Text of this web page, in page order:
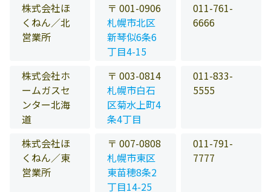
株式会社ほ
くねん／北
営業所
〒 001-0906
札幌市北区
新琴似6条6
丁目4-15
011-761-
6666
株式会社ホ
ームガスセ
ンター北海
道
〒 003-0814
札幌市白石
区菊水上町4
条4丁目
011-833-
5555
株式会社ほ
くねん／東
営業所
〒 007-0808
札幌市東区
東苗穂8条2
丁目14-25
011-791-
7777